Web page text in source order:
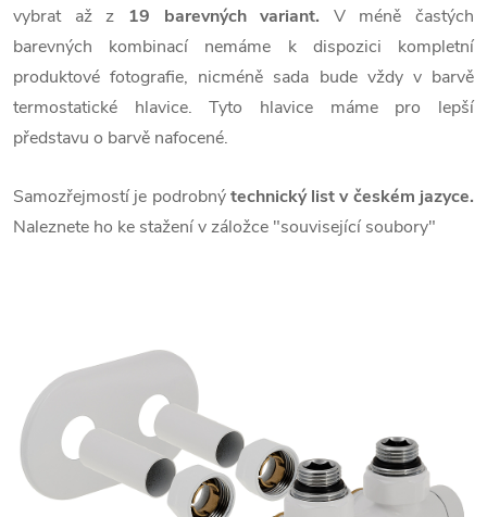
vybrat až z 19 barevných variant. V méně častých
barevných kombinací nemáme k dispozici kompletní
produktové fotografie, nicméně sada bude vždy v barvě
termostatické hlavice. Tyto hlavice máme pro lepší
představu o barvě nafocené.
Samozřejmostí je podrobnýtechnický list v českém jazyce.
Naleznete ho ke stažení v záložce "související soubory"